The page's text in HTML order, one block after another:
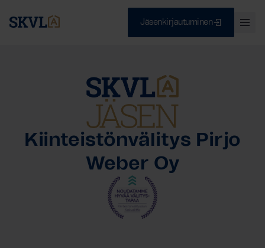
Jäsenkirjautuminen
Kiinteistönvälitys Pirjo
Weber Oy